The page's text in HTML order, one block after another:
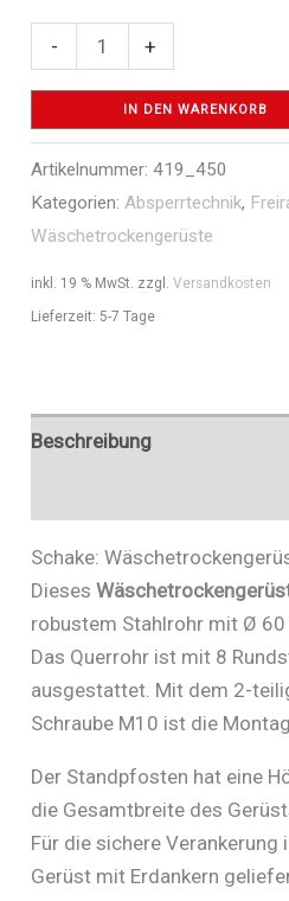
-
Wäschetrockengerüst
T-
-
Art.Nr.
419_450
Menge
+
IN DEN WARENKORB
Artikelnummer:419_450
Kategorien:Absperrtechnik,
Wäschetrockengerüste
inkl. 19 % MwSt. zzgl.Versandkosten
Lieferzeit: 5-7 Tage
Beschreibung
Schake:
Dieses
robustem Stahlrohr mit Ø
Das Querrohr ist mit 8
ausgestattet. Mit dem 2-
Schraube M10 ist die
Der Standpfosten hat eine
die Gesamtbreite des
Für die sichere Verankerung
Gerüst mit Erdankern